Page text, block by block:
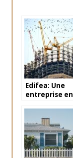
Edifea: Une
entreprise en